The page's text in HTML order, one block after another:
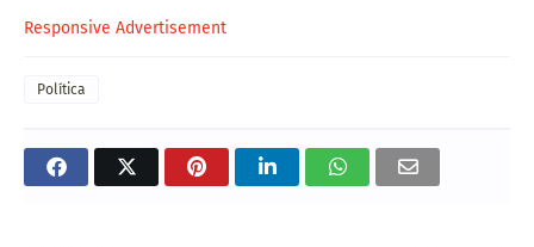
Responsive Advertisement
Política